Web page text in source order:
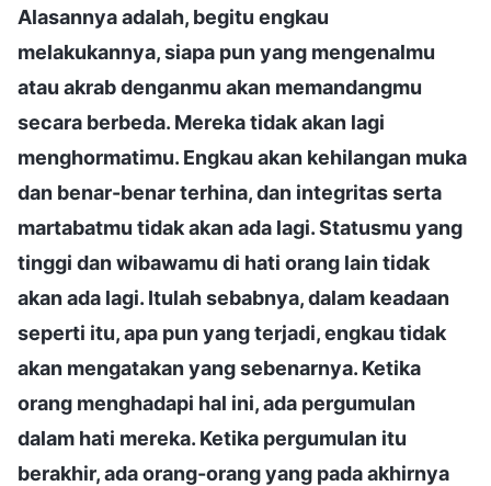
Alasannya adalah, begitu engkau
melakukannya, siapa pun yang mengenalmu
atau akrab denganmu akan memandangmu
secara berbeda. Mereka tidak akan lagi
menghormatimu. Engkau akan kehilangan muka
dan benar-benar terhina, dan integritas serta
martabatmu tidak akan ada lagi. Statusmu yang
tinggi dan wibawamu di hati orang lain tidak
akan ada lagi. Itulah sebabnya, dalam keadaan
seperti itu, apa pun yang terjadi, engkau tidak
akan mengatakan yang sebenarnya. Ketika
orang menghadapi hal ini, ada pergumulan
dalam hati mereka. Ketika pergumulan itu
berakhir, ada orang-orang yang pada akhirnya